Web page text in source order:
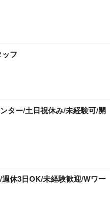
フ
ター/土日祝休み/未経験可/開
休3日OK/未経験歓迎/Wワー